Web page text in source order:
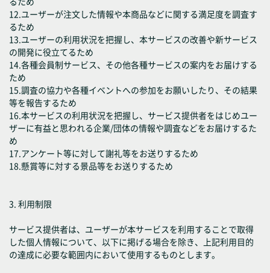
12.ユーザーが注文した情報や本商品などに関する満足度を調査す
るため
13.ユーザーの利用状況を把握し、本サービスの改善や新サービス
の開発に役立てるため
14.各種会員制サービス、その他各種サービスの案内をお届けする
ため
15.調査の協力や各種イベントへの参加をお願いしたり、その結果
等を報告するため
16.本サービスの利用状況を把握し、サービス提供者をはじめユー
ザーに有益と思われる企業/団体の情報や調査などをお届けするた
め
17.アンケート等に対して謝礼等をお送りするため
18.懸賞等に対する景品等をお送りするため
3. 利用制限
サービス提供者は、ユーザーが本サービスを利用することで取得
した個人情報について、以下に掲げる場合を除き、上記利用目的
の達成に必要な範囲内において使用するものとします。